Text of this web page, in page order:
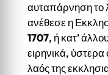
αυταπάρνηση το
ανέθεσε η
1707, ή κατ’
ειρηνικά,
λαός της